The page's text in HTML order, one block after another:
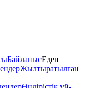
БайланысЕден
Жылтыратылған